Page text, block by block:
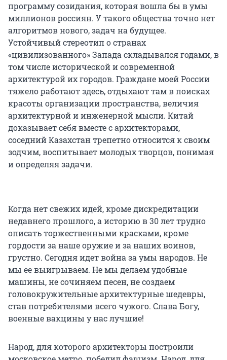
программу созидания, которая вошла бы в умы
миллионов россиян. У такого общества точно нет
алгоритмов нового, задач на будущее.
Устойчивый стереотип о странах
«цивилизованного» Запада складывался годами, в
том числе исторической и современной
архитектурой их городов. Граждане моей России
тяжело работают здесь, отдыхают там в поисках
красоты организации пространства, величия
архитектурной и инженерной мысли. Китай
доказывает себя вместе с архитекторами,
соседний Казахстан трепетно относится к своим
зодчим, воспитывает молодых творцов, понимая
и определяя задачи.
Когда нет свежих идей, кроме дискредитации
недавнего прошлого, а историю в 30 лет трудно
описать торжественными красками, кроме
гордости за наше оружие и за наших воинов,
грустно. Сегодня идет война за умы народов. Не
мы ее выигрываем. Не мы делаем удобные
машины, не сочиняем песен, не создаем
головокружительные архитектурные шедевры,
став потребителями всего чужого. Слава Богу,
военные вакцины у нас лучшие!
Народ, для которого архитекторы построили